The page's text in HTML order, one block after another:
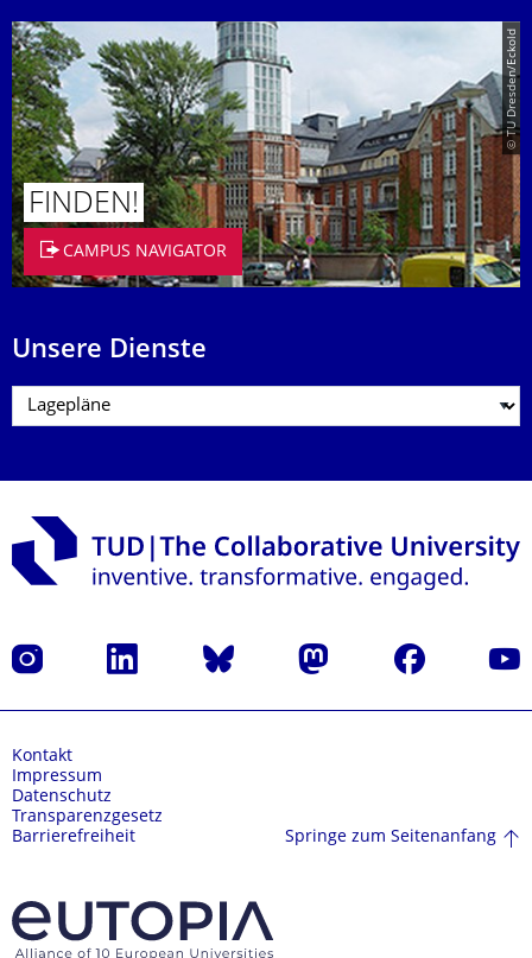
© TU Dresden/Eckold
FINDEN!
CAMPUS NAVIGATOR
Unsere Dienste
Instagram LinkedIn Bluesky Mastodon Facebook
Kontakt
Impressum
Datenschutz
Transparenzgesetz
Barrierefreiheit
Springe zum Seitenanfang